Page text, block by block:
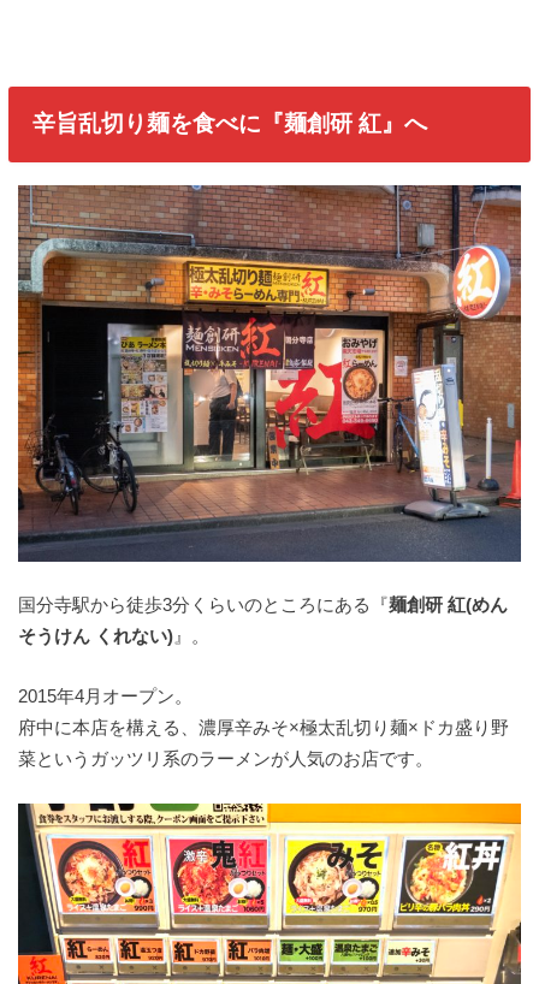
辛旨乱切り麺を食べに『麺創研 紅』へ
国分寺駅から徒歩3分くらいのところにある『麺創研 紅(めん
そうけん くれない) 』。
2015年4月オープン。
府中に本店を構える、濃厚辛みそ×極太乱切り麺×ドカ盛り野
菜というガッツリ系のラーメンが人気のお店です。